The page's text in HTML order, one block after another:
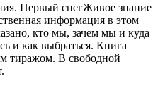
Живое знание
информация в этом
кто мы, зачем мы и куда
и как выбраться. Книга
тиражом. В свободной